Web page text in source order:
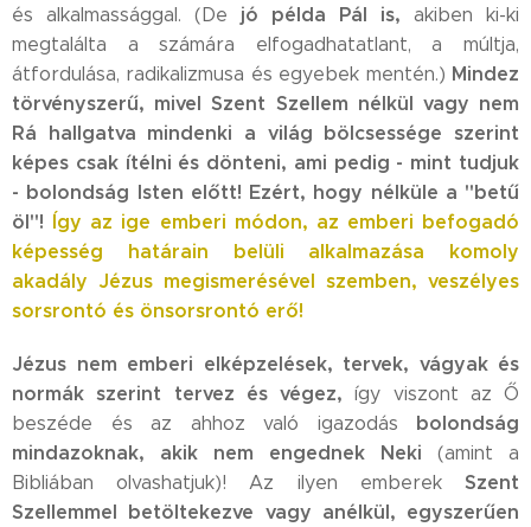
és alkalmassággal. (De jó példa Pál is, akiben ki-ki
megtalálta a számára elfogadhatatlant, a múltja,
átfordulása, radikalizmusa és egyebek mentén.) Mindez
törvényszerű, mivel Szent Szellem nélkül vagy nem
Rá hallgatva mindenki a világ bölcsessége szerint
képes csak ítélni és dönteni, ami pedig - mint tudjuk
- bolondság Isten előtt! Ezért, hogy nélküle a "betű
öl"! Így az ige emberi módon, az emberi befogadó
képesség határain belüli alkalmazása komoly
akadály Jézus megismerésével szemben, veszélyes
sorsrontó és önsorsrontó erő!
Jézus nem emberi elképzelések, tervek, vágyak és
normák szerint tervez és végez, így viszont az Ő
beszéde és az ahhoz való igazodás bolondság
mindazoknak, akik nem engednek Neki (amint a
Bibliában olvashatjuk)! Az ilyen emberek Szent
Szellemmel betöltekezve vagy anélkül, egyszerűen